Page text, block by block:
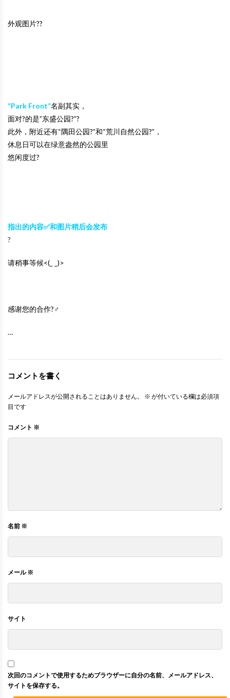
外观图片??
“Park Front”名副其实，
面对?的是”东盛公园?”?
此外，附近还有“隅田公园?”和“荒川自然公园?”，
休息日可以在绿意盎然的公园里
悠闲度过?
指出的内容✅和图片稍后会发布
?
请稍事等候<(_ _)>
感谢您的合作?‍♂️
…
コメントを書く
メールアドレスが公開されることはありません。 ※ が付いている欄は必須項
目です
コメント ※
名前 ※
メール※
サイト
次回のコメントで使用するためブラウザーに自分の名前、メールアドレス、
サイトを保存する。